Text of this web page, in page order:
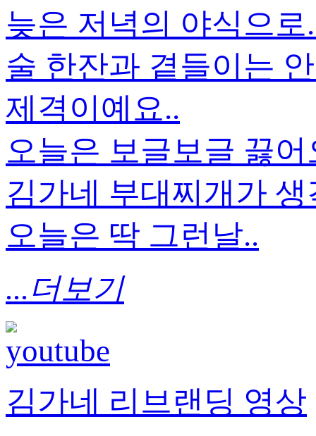
늦은 저녁의 야식으로
술 한잔과 곁들이는
제격이예요..
오늘은 보글보글 끓
김가네 부대찌개가
오늘은 딱 그런날..
...더보기
김가네 리브랜딩 영상